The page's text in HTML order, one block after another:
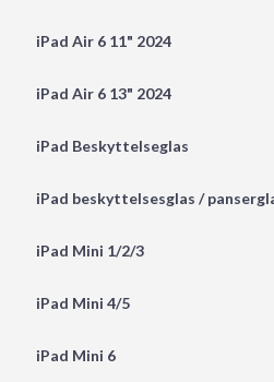
iPad Air 6 11" 2024
iPad Air 6 13" 2024
iPad Beskyttelseglas
iPad beskyttelsesglas /
iPad Mini 1/2/3
iPad Mini 4/5
iPad Mini 6